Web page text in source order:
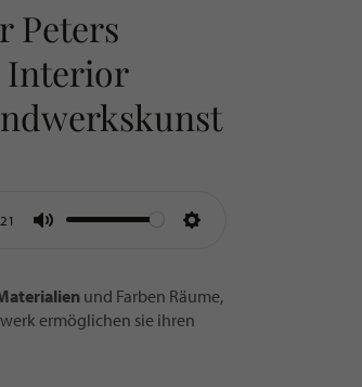
Peters
Interior
und Farben Räume,
ermöglichen sie ihren